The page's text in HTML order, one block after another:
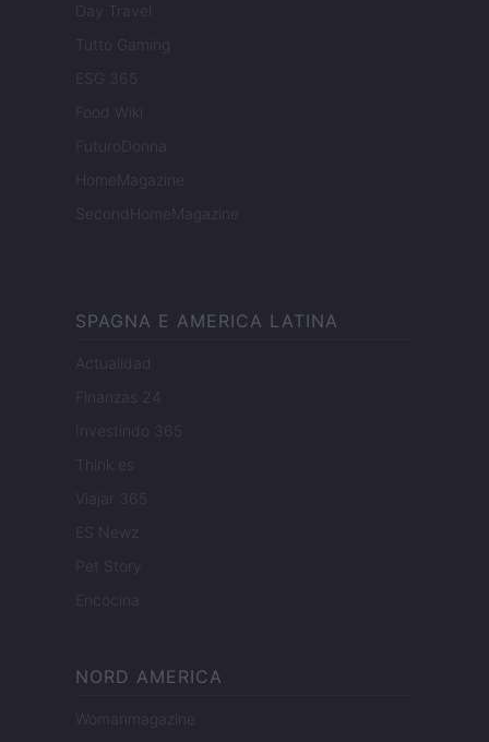
Day Travel
Tutto Gaming
ESG 365
Food Wiki
FuturoDonna
HomeMagazine
SecondHomeMagazine
SPAGNA E AMERICA LATINA
Actualidad
Finanzas 24
Investindo 365
Think.es
Viajar 365
ES Newz
Pet Story
Encocina
NORD AMERICA
Womanmagazine